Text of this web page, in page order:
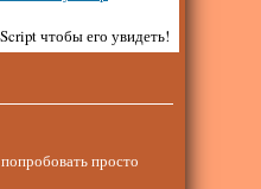
чтобы его увидеть!
просто